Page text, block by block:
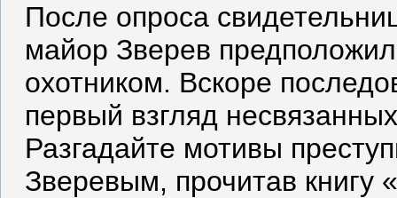
После опроса
майор Зверев
охотником. Вскоре
первый взгляд
Разгадайте мотивы
Зверевым, прочитав книгу